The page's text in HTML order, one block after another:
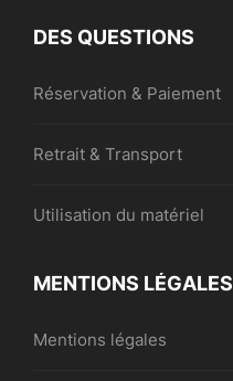
DES QUESTIONS
Réservation & Paiement
Retrait & Transport
Utilisation du matériel
MENTIONS LÉGALES
Mentions légales